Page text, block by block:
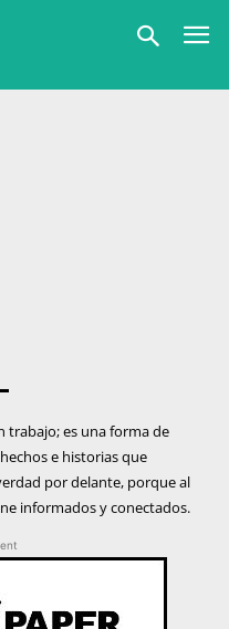
trabajo; es una forma de
e historias que
por delante, porque al
informados y conectados.